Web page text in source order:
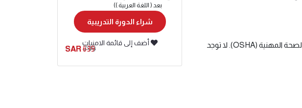
كما توفر دورة OSHA التدريبية العامة للصناعة للطلاب نظرة عامة على كيفية عمل إدارة السلامة والصحة المهنية (OSHA). لا توجد
799
639
بعد ( اللغة العربية ))
شراء الدورة التدريبية
أضف إلى قائمة الامنيات